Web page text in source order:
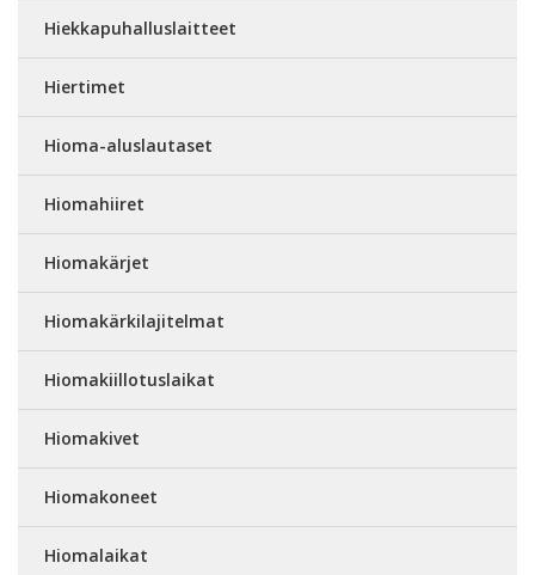
Hiekkapuhalluslaitteet
Hiertimet
Hioma-aluslautaset
Hiomahiiret
Hiomakärjet
Hiomakärkilajitelmat
Hiomakiillotuslaikat
Hiomakivet
Hiomakoneet
Hiomalaikat